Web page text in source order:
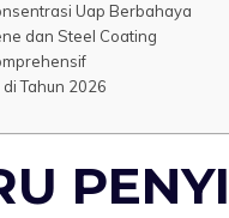
Uap Berbahaya
dan Steel Coating
Tahun 2026